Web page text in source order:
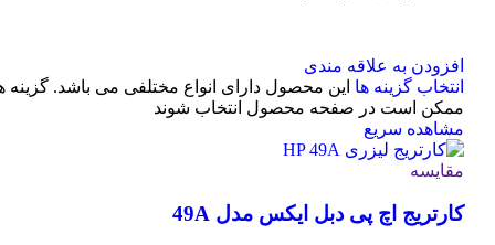
افزودن به علاقه مندی
انتخاب گزینه ها این محصول دارای انواع مختلفی می باشد. گزینه
ممکن است در صفحه محصول انتخاب شوند
مشاهده سریع
مقایسه
کارتریج اچ پی دبل ایکس مدل 49A